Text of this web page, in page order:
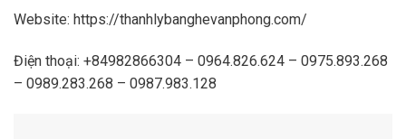
Website: https://thanhlybanghevanphong.com/
Điện thoại: +84982866304 – 0964.826.624 – 0975.893.268
– 0989.283.268 – 0987.983.128